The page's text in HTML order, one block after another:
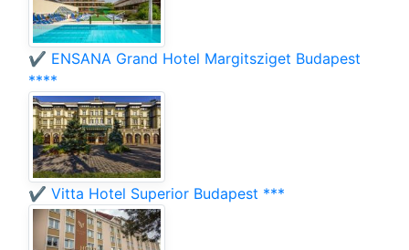
✔️ ENSANA Grand Hotel Margitsziget Budapest
****
✔️ Vitta Hotel Superior Budapest ***